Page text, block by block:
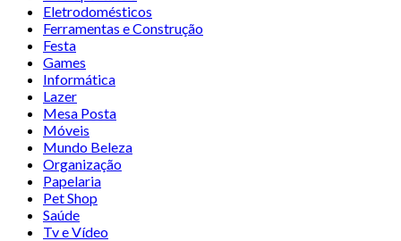
Eletrodomésticos
Ferramentas e Construção
Festa
Games
Informática
Lazer
Mesa Posta
Móveis
Mundo Beleza
Organização
Papelaria
Pet Shop
Saúde
Tv e Vídeo